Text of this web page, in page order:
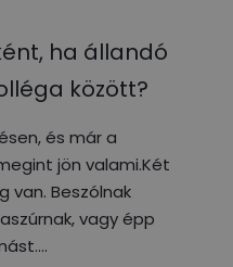
ha állandó
között?
és már a
jön valami.Két
van. Beszólnak
vagy épp